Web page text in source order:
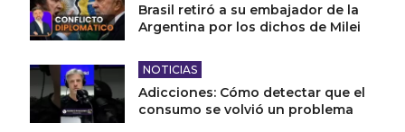
Brasil retiró a su embajador de la
Argentina por los dichos de Milei
NOTICIAS
Adicciones: Cómo detectar que el
consumo se volvió un problema